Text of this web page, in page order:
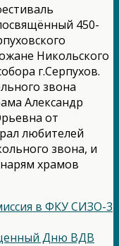
450-
Никольского
г.Серпухов.
звона
Александр
от
любителей
звона, и
храмов
в ФКУ СИЗО-3
Дню ВДВ